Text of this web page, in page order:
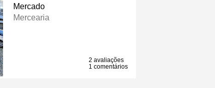
Mercado
Mercearia
2 avaliações
1 comentários